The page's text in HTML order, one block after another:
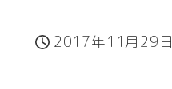
投稿日
2017年11月29日